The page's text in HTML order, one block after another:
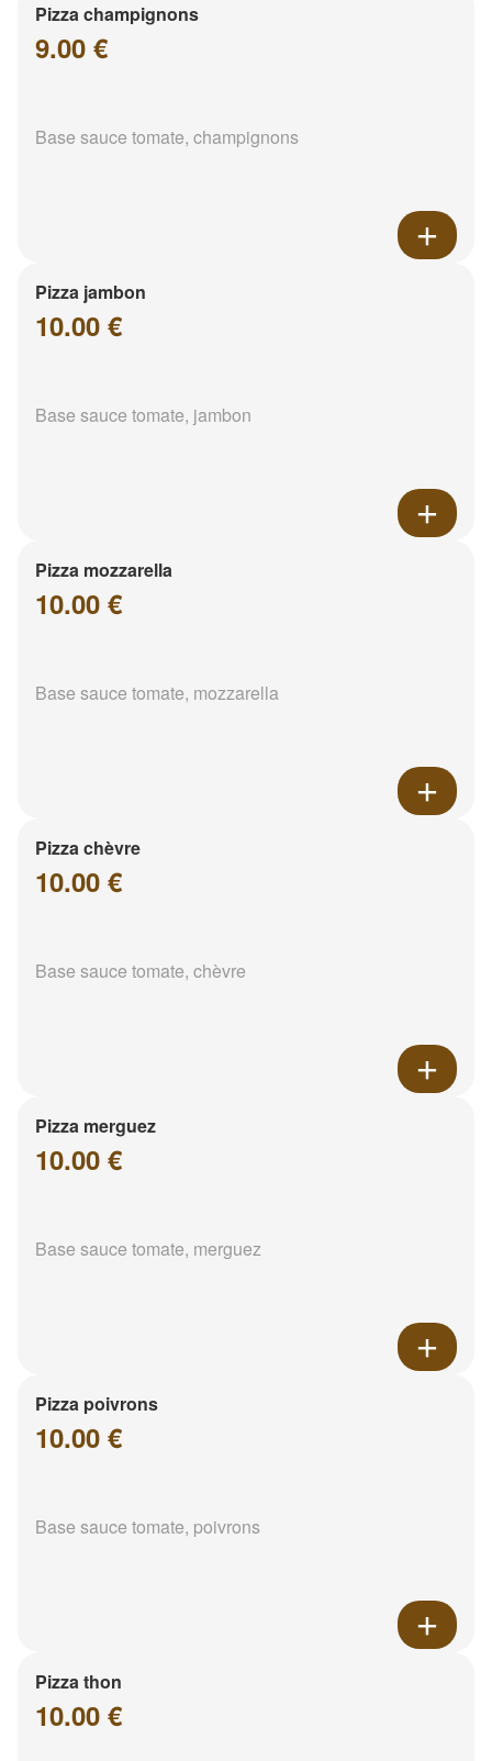
Pizza champignons
9.00 €
Base sauce tomate, champignons
Pizza jambon
10.00 €
Base sauce tomate, jambon
Pizza mozzarella
10.00 €
Base sauce tomate, mozzarella
Pizza chèvre
10.00 €
Base sauce tomate, chèvre
Pizza merguez
10.00 €
Base sauce tomate, merguez
Pizza poivrons
10.00 €
Base sauce tomate, poivrons
Pizza thon
10.00 €